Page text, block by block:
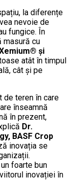
la diferențe
nevoie de
fungice. În
masură cu
și
atât în timpul
cât și pe
de teren în care
înseamnă
în prezent,
Dr.
BASF Crop
inovația se
foarte bun
inovației în